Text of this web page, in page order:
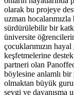
olarak bu projeye
uzman hocalarımızla
sürdürülebilir bir
üniversite
çocuklarımızın
keşfetmelerine
partneri olan
böylesine anlamlı bir
olmaktan büyük
sevgi ve dayanışma